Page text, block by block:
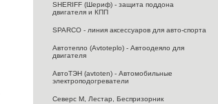
SHERIFF (Шериф) - защита поддона
двигателя и КПП
SPARCO - линия аксессуаров для авто-спорта
Автотепло (Avtoteplo) - Автоодеяло для
двигателя
АвтоТЭН (avtoten) - Автомобильные
электроподогреватели
Северс M, Лестар, Беспризорник